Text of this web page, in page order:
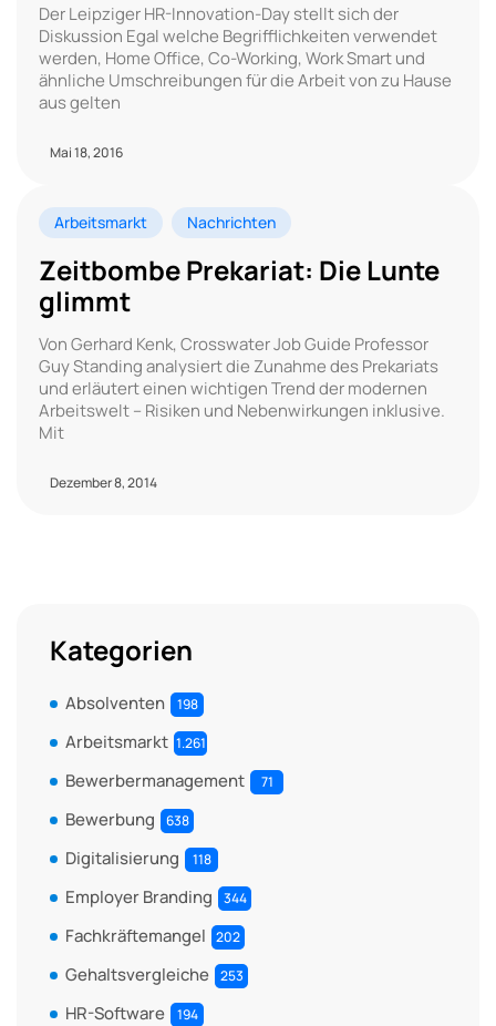
Der Leipziger HR-Innovation-Day stellt sich der
Diskussion Egal welche Begrifflichkeiten verwendet
werden, Home Office, Co-Working, Work Smart und
ähnliche Umschreibungen für die Arbeit von zu Hause
aus gelten
Mai 18, 2016
Arbeitsmarkt Nachrichten
Zeitbombe Prekariat: Die Lunte
glimmt
Von Gerhard Kenk, Crosswater Job Guide Professor
Guy Standing analysiert die Zunahme des Prekariats
und erläutert einen wichtigen Trend der modernen
Arbeitswelt – Risiken und Nebenwirkungen inklusive.
Mit
Dezember 8, 2014
Kategorien
Absolventen 198
Arbeitsmarkt 1.261
Bewerbermanagement 71
Bewerbung 638
Digitalisierung 118
Employer Branding 344
Fachkräftemangel 202
Gehaltsvergleiche 253
HR-Software 194